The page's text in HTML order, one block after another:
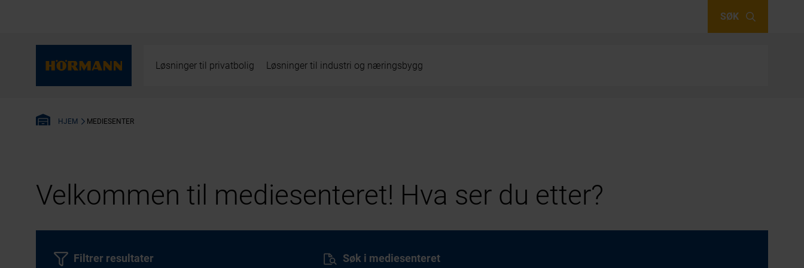
SØK
Løsninger til privatbolig Løsninger til industri og næringsbygg
HJEM MEDIESENTER
Velkommen til mediesenteret! Hva ser du etter?
Søk i mediesenteret
Filtrer resultater